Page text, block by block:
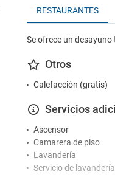
RESTAURANTES
Se ofrece un
Otros
Calefacción (gratis)
Servicios
Ascensor
Camarera de piso
Lavandería
Servicio de lavandería